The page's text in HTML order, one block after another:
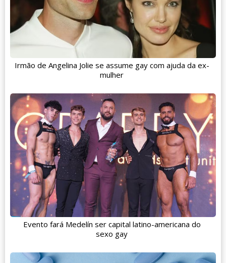
Irmão de Angelina Jolie se assume gay com ajuda da ex-
mulher
Evento fará Medelín ser capital latino-americana do
sexo gay